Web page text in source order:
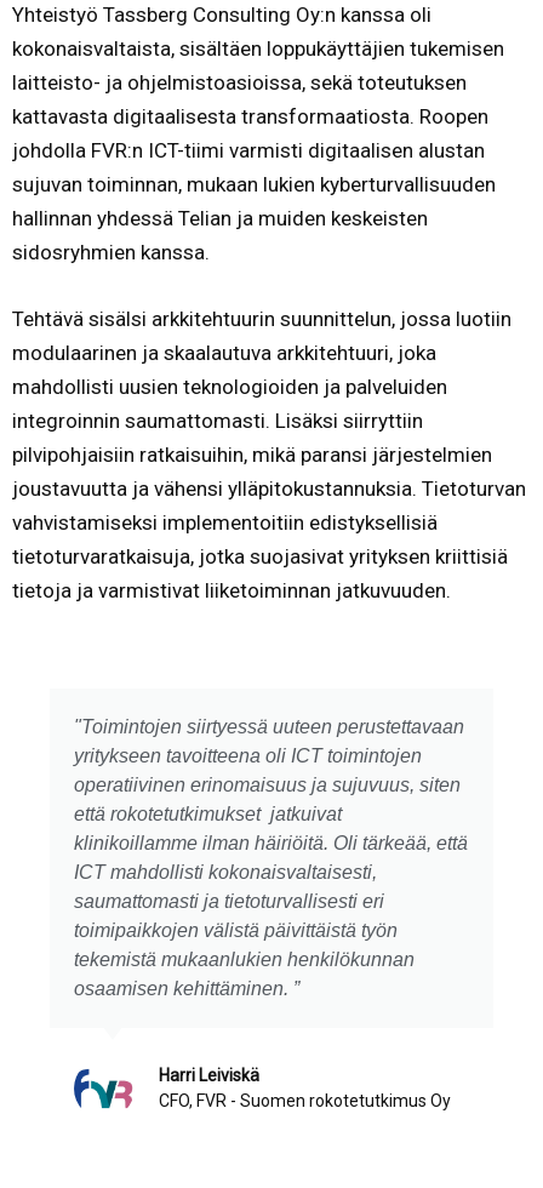
Yhteistyö Tassberg Consulting Oy:n kanssa oli
kokonaisvaltaista, sisältäen loppukäyttäjien tukemisen
laitteisto- ja ohjelmistoasioissa, sekä toteutuksen
kattavasta digitaalisesta transformaatiosta. Roopen
johdolla FVR:n ICT-tiimi varmisti digitaalisen alustan
sujuvan toiminnan, mukaan lukien kyberturvallisuuden
hallinnan yhdessä Telian ja muiden keskeisten
sidosryhmien kanssa.
Tehtävä sisälsi arkkitehtuurin suunnittelun, jossa luotiin
modulaarinen ja skaalautuva arkkitehtuuri, joka
mahdollisti uusien teknologioiden ja palveluiden
integroinnin saumattomasti. Lisäksi siirryttiin
pilvipohjaisiin ratkaisuihin, mikä paransi järjestelmien
joustavuutta ja vähensi ylläpitokustannuksia. Tietoturvan
vahvistamiseksi implementoitiin edistyksellisiä
tietoturvaratkaisuja, jotka suojasivat yrityksen kriittisiä
tietoja ja varmistivat liiketoiminnan jatkuvuuden.
"Toimintojen siirtyessä uuteen perustettavaan
yritykseen tavoitteena oli ICT toimintojen
operatiivinen erinomaisuus ja sujuvuus, siten
että rokotetutkimukset jatkuivat
klinikoillamme ilman häiriöitä. Oli tärkeää, että
ICT mahdollisti kokonaisvaltaisesti,
saumattomasti ja tietoturvallisesti eri
toimipaikkojen välistä päivittäistä työn
tekemistä mukaanlukien henkilökunnan
osaamisen kehittäminen. ”
Harri Leiviskä
CFO, FVR - Suomen rokotetutkimus Oy